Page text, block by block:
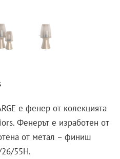
е фенер от колекцията
Фенерът е изработен от
от метал – финиш
55H.